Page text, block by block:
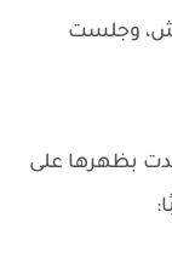
وجلست
بظهرها على